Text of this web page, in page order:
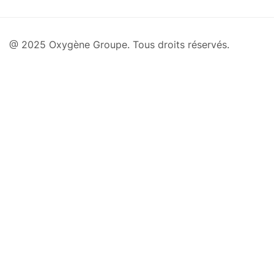
@ 2025 Oxygène Groupe. Tous droits réservés.